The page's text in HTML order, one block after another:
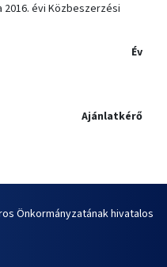
évi Közbeszerzési
Év
Ajánlatkérő
Önkormányzatának hivatalos